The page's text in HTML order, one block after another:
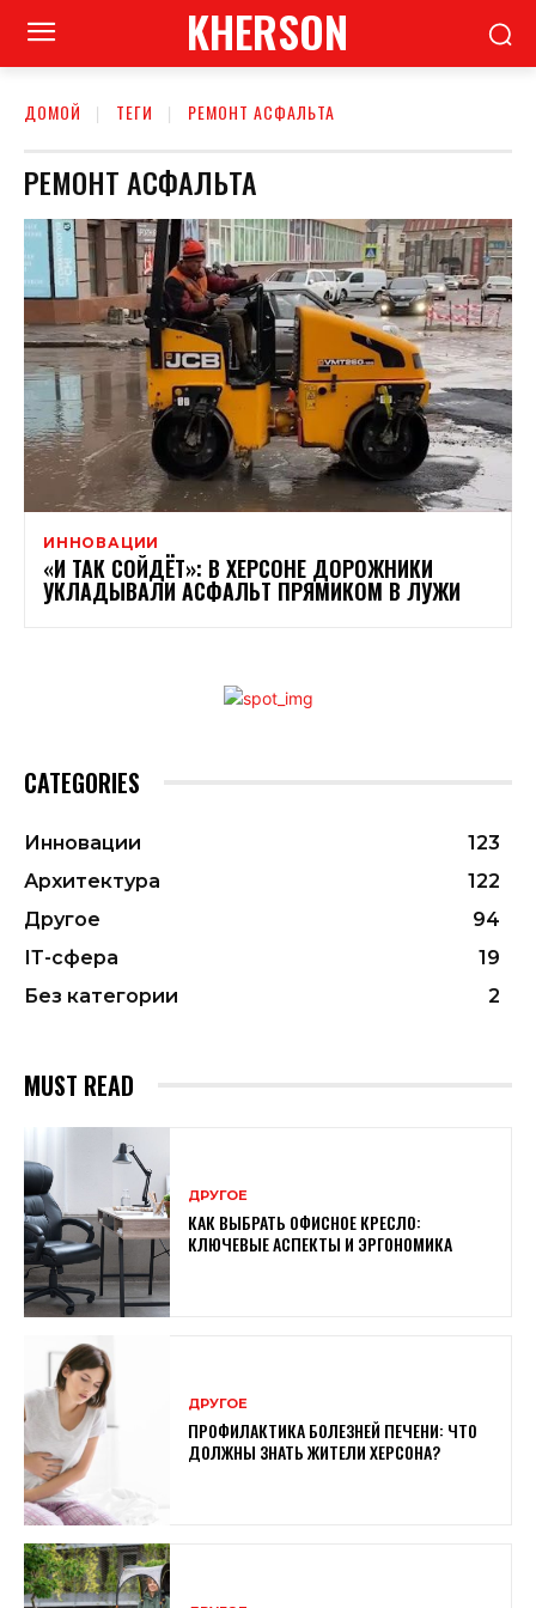
KHERSON
ДОМОЙ ТЕГИ РЕМОНТ АСФАЛЬТА
РЕМОНТ АСФАЛЬТА
ИННОВАЦИИ
«И ТАК СОЙДЁТ»: В ХЕРСОНЕ ДОРОЖНИКИ
УКЛАДЫВАЛИ АСФАЛЬТ ПРЯМИКОМ В ЛУЖИ
CATEGORIES
Инновации
123
Архитектура
122
Другое
94
ІТ-сфера
19
Без категории
2
MUST READ
ДРУГОЕ
КАК ВЫБРАТЬ ОФИСНОЕ КРЕСЛО:
КЛЮЧЕВЫЕ АСПЕКТЫ И ЭРГОНОМИКА
ДРУГОЕ
ПРОФИЛАКТИКА БОЛЕЗНЕЙ ПЕЧЕНИ: ЧТО
ДОЛЖНЫ ЗНАТЬ ЖИТЕЛИ ХЕРСОНА?